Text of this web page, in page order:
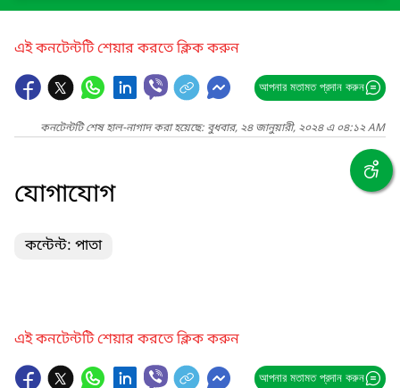
এই কনটেন্টটি শেয়ার করতে ক্লিক করুন
আপনার মতামত প্রদান করুন
কনটেন্টটি শেষ হাল-নাগাদ করা হয়েছে: বুধবার, ২৪ জানুয়ারী, ২০২৪ এ ০৪:১২ AM
যোগাযোগ
কন্টেন্ট: পাতা
এই কনটেন্টটি শেয়ার করতে ক্লিক করুন
আপনার মতামত প্রদান করুন